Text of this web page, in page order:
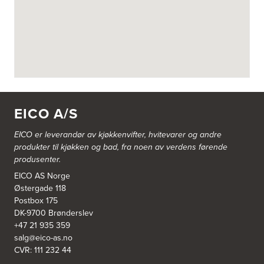
Aurland Elektriske AS
Odden 10 A
Tel.:57-633463
Bekkestua kjøkkenstudio as
Gamle Ringeriksvei 32
1357 Bekkestua
Tel.:99228877
Bergen Kjøkkensenter A/S
Hellevegen 228
5039 Bergen
Tel.:55-395060
EICO A/S
EICO er leverandør av kjøkkenvifter, hvitevarer og andre
produkter til kjøkken og bad, fra noen av verdens førende
produsenter.
EICO AS Norge
Østergade 118
Postbox 175
DK-9700 Brønderslev
+47 21 935 359
salg@eico-as.no
CVR: 111 232 44